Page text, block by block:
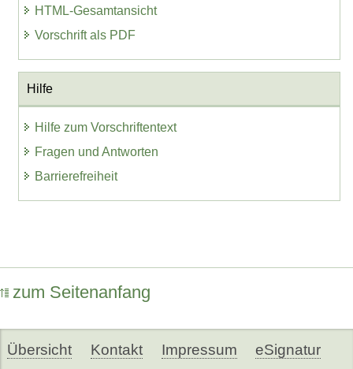
HTML-Gesamtansicht
Vorschrift als PDF
Hilfe
Hilfe zum Vorschriftentext
Fragen und Antworten
Barrierefreiheit
zum Seitenanfang
Übersicht Kontakt Impressum eSignatur